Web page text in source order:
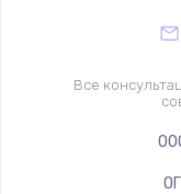
Все